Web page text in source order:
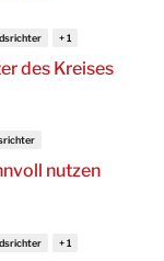
des Kreises
nutzen